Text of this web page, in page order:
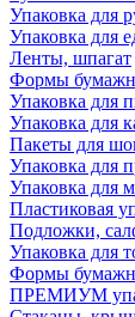
Упаковка для
Упаковка для
Ленты, шпагат
Формы
Упаковка для
Упаковка для
Пакеты для
Упаковка для
Упаковка для
Пластиковая
Подложки,
Упаковка для
Формы
ПРЕМИУМ